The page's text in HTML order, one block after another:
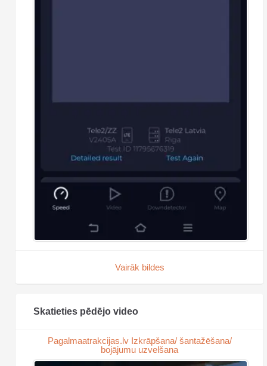
Vairāk bildes
Skatieties pēdējo video
Pagalmaatrakcijas.lv Izkrāpšana/ šantažēšana/
bojājumu uzvelšana